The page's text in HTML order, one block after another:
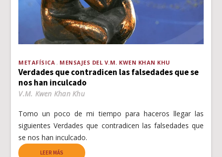
METAFÍSICA MENSAJES DEL V.M. KWEN KHAN KHU
Verdades que contradicen las falsedades que se
nos han inculcado
V.M. Kwen Khan Khu
Tomo un poco de mi tiempo para haceros llegar las
siguientes Verdades que contradicen las falsedades que
se nos han inculcado.
LEER MÁS